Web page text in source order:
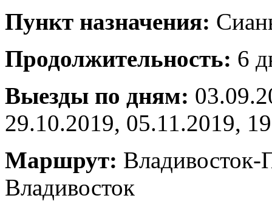
Пункт назначения:
Продолжительность: 6
Выезды по дням:
29.10.2019, 05.11.2019,
Маршрут:
Владивосток